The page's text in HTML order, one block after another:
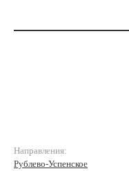
Направления:
Рублево-Успенское